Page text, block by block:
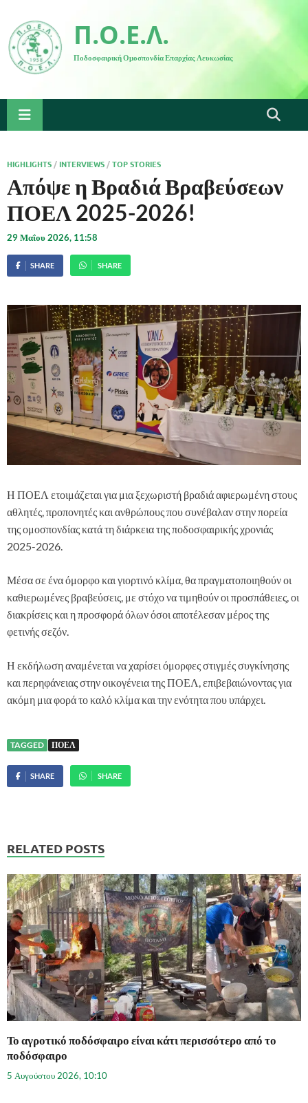
Π.Ο.Ε.Λ.
Ποδοσφαιρική Ομοσπονδία Επαρχίας Λευκωσίας
HIGHLIGHTS / INTERVIEWS /TOP STORIES
Απόψε η Βραδιά Βραβεύσεων
ΠΟΕΛ 2025-2026!
29 Μαΐου 2026, 11:58
SHARE SHARE
Η ΠΟΕΛ ετοιμάζεται για μια ξεχωριστή βραδιά αφιερωμένη στους
αθλητές, προπονητές και ανθρώπους που συνέβαλαν στην πορεία
της ομοσπονδίας κατά τη διάρκεια της ποδοσφαιρικής χρονιάς
2025-2026.
Μέσα σε ένα όμορφο και γιορτινό κλίμα, θα πραγματοποιηθούν οι
καθιερωμένες βραβεύσεις, με στόχο να τιμηθούν οι προσπάθειες, οι
διακρίσεις και η προσφορά όλων όσοι αποτέλεσαν μέρος της
φετινής σεζόν.
Η εκδήλωση αναμένεται να χαρίσει όμορφες στιγμές συγκίνησης
και περηφάνειας στην οικογένεια της ΠΟΕΛ, επιβεβαιώνοντας για
ακόμη μια φορά το καλό κλίμα και την ενότητα που υπάρχει.
TAGGED ΠΟΕΛ
SHARE SHARE
RELATED POSTS
Το αγροτικό ποδόσφαιρο είναι κάτι περισσότερο από το
ποδόσφαιρο
5 Αυγούστου 2026, 10:10